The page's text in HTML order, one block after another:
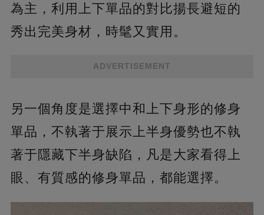
為主，利用上下單品的對比揚長避短的
秀出完美身材，時髦又實用。
ADVERTISEMENT
另一個角度是選擇中和上下身形的修身
單品，不執著于展示上半身優勢也不執
著于隱藏下半身缺陷，凡是大家看得上
眼、有質感的修身單品，都能選擇。